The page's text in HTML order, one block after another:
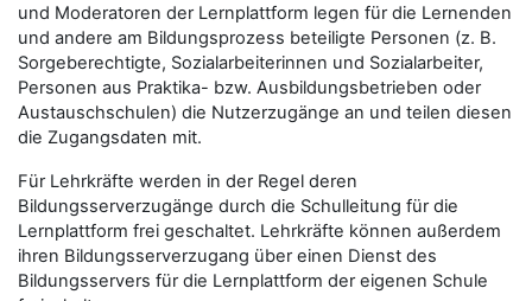
und Moderatoren der Lernplattform legen für die Lernenden
und andere am Bildungsprozess beteiligte Personen (z. B.
Sorgeberechtigte, Sozialarbeiterinnen und Sozialarbeiter,
Personen aus Praktika- bzw. Ausbildungsbetrieben oder
Austauschschulen) die Nutzerzugänge an und teilen diesen
die Zugangsdaten mit.
Für Lehrkräfte werden in der Regel deren
Bildungsserverzugänge durch die Schulleitung für die
Lernplattform frei geschaltet. Lehrkräfte können außerdem
ihren Bildungsserverzugang über einen Dienst des
Bildungsservers für die Lernplattform der eigenen Schule